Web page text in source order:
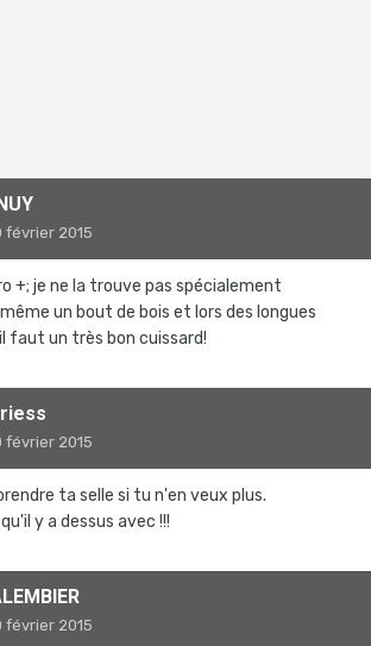
février 2015
+; je ne la trouve pas spécialement
un bout de bois et lors des longues
faut un très bon cuissard!
février 2015
ta selle si tu n'en veux plus.
y a dessus avec !!!
février 2015